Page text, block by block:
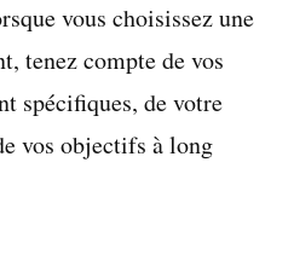
vous choisissez une
tenez compte de vos
spécifiques, de votre
vos objectifs à long